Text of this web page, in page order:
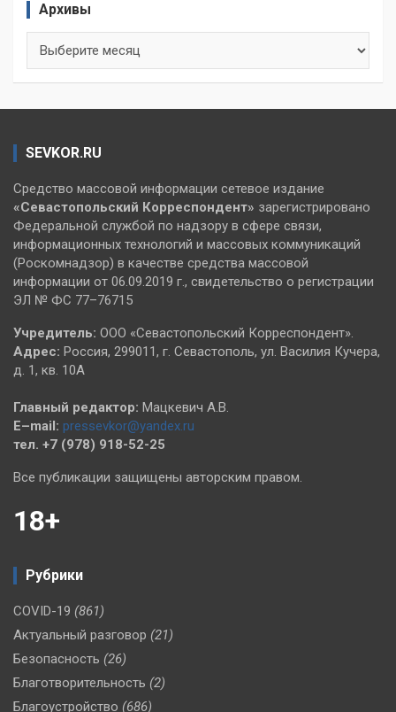
Архивы
SEVKOR.RU
Средство массовой информации сетевое издание
«Севастопольский Корреспондент» зарегистрировано
Федеральной службой по надзору в сфере связи,
информационных технологий и массовых коммуникаций
(Роскомнадзор) в качестве средства массовой
информации от 06.09.2019 г., свидетельство о регистрации
ЭЛ № ФС 77–76715
Учредитель: ООО «Севастопольский Корреспондент».
Адрес: Россия, 299011, г. Севастополь, ул. Василия Кучера,
д. 1, кв. 10А
Главный редактор: Мацкевич А.В.
E–mail: pressevkor@yandex.ru
тел. +7 (978) 918-52-25
Все публикации защищены авторским правом.
18+
Рубрики
COVID-19 (861)
Актуальный разговор (21)
Безопасность (26)
Благотворительность (2)
Благоустройство (686)